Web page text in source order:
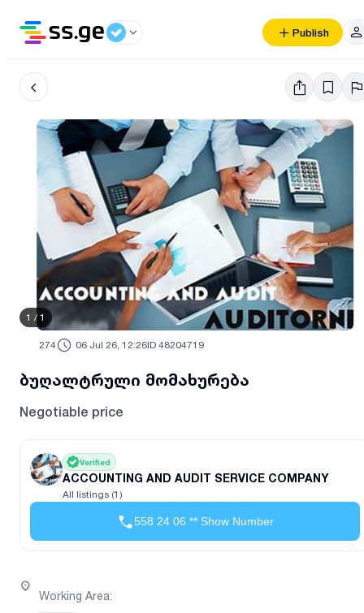
Publish
1 / 1
274 06 Jul 26, 12:26ID 48204719
ბუღალტრული მომახურება
Negotiable price
Verified
ACCOUNTING AND AUDIT SERVICE COMPANY
All listings (1)
558 24 06 ** Show Number
Working Area: